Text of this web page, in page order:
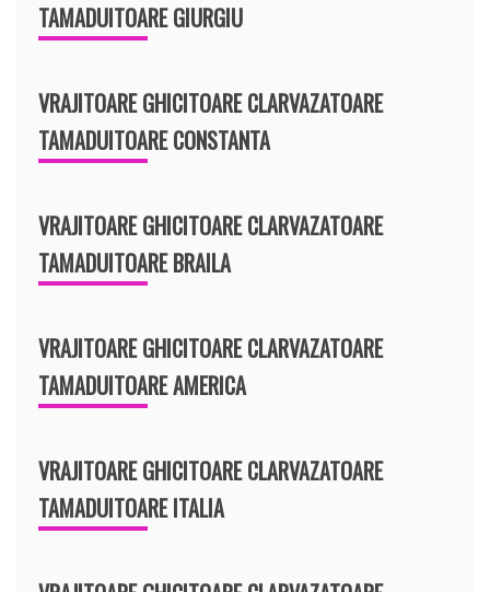
TAMADUITOARE GIURGIU
VRAJITOARE GHICITOARE CLARVAZATOARE
TAMADUITOARE CONSTANTA
VRAJITOARE GHICITOARE CLARVAZATOARE
TAMADUITOARE BRAILA
VRAJITOARE GHICITOARE CLARVAZATOARE
TAMADUITOARE AMERICA
VRAJITOARE GHICITOARE CLARVAZATOARE
TAMADUITOARE ITALIA